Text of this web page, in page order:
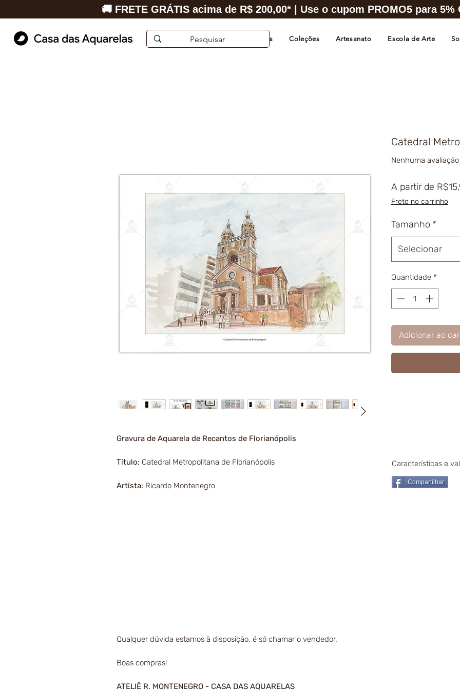
Aquarelas de Cidades Coleções Artesanato Escola de Arte
🚚 FRETE GRÁTIS acima de R$ 200,00* | Use o cupom PROMO5 para
Gravura de Aquarela de Recantos de Florianópolis
Título: Catedral Metropolitana de Florianópolis
Artista: Ricardo Montenegro
Qualquer dúvida estamos à disposição, é só chamar o vendedor.
Boas compras!
ATELIÊ R. MONTENEGRO - CASA DAS AQUARELAS
Catedral
Nenhuma avaliação
A partir de
Frete no carrinho
Tamanho *
Selecionar
Quantidade *
Adicionar ao
Características e
Compartilhar